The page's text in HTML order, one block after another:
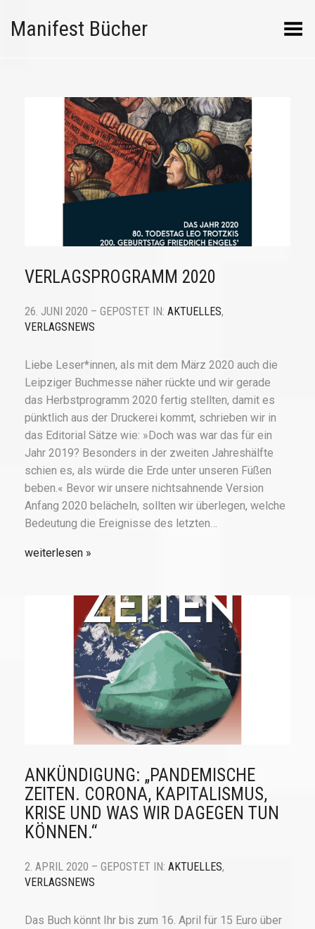
Manifest Bücher Menü umschalten
VERLAGSPROGRAMM 2020
26. JUNI 2020 – GEPOSTET IN: AKTUELLES,
VERLAGSNEWS
Liebe Leser*innen, als mit dem März 2020 auch die
Leipziger Buchmesse näher rückte und wir gerade
das Herbstprogramm 2020 fertig stellten, damit es
pünktlich aus der Druckerei kommt, schrieben wir in
das Editorial Sätze wie: »Doch was war das für ein
Jahr 2019? Besonders in der zweiten Jahreshälfte
schien es, als würde die Erde unter unseren Füßen
beben.« Bevor wir unsere nichtsahnende Version
Anfang 2020 belächeln, sollten wir überlegen, welche
Bedeutung die Ereignisse des letzten…
weiterlesen
ANKÜNDIGUNG: „PANDEMISCHE
ZEITEN. CORONA, KAPITALISMUS,
KRISE UND WAS WIR DAGEGEN TUN
KÖNNEN.“
2. APRIL 2020 – GEPOSTET IN: AKTUELLES,
VERLAGSNEWS
Das Buch könnt Ihr bis zum 16. April für 15 Euro über